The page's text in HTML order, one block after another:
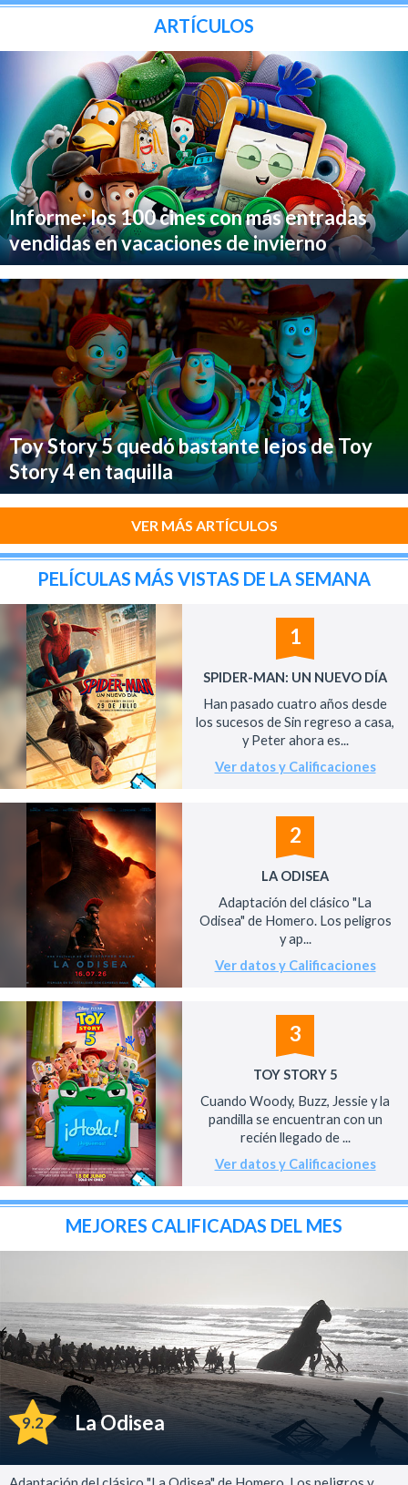
ARTÍCULOS
Informe: los 100 cines con más entradas
vendidas en vacaciones de invierno
Toy Story 5 quedó bastante lejos de Toy
Story 4 en taquilla
VER MÁS ARTÍCULOS
PELÍCULAS MÁS VISTAS DE LA SEMANA
1
SPIDER-MAN: UN NUEVO DÍA
Han pasado cuatro años desde
los sucesos de Sin regreso a casa,
y Peter ahora es...
Ver datos y Calificaciones
2
LA ODISEA
Adaptación del clásico "La
Odisea" de Homero. Los peligros
y ap...
Ver datos y Calificaciones
3
TOY STORY 5
Cuando Woody, Buzz, Jessie y la
pandilla se encuentran con un
recién llegado de ...
Ver datos y Calificaciones
MEJORES CALIFICADAS DEL MES
9.2 La Odisea